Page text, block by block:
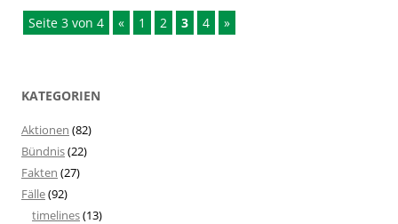
Seite 3 von 4 « 1 2 3 4 »
KATEGORIEN
Aktionen (82)
Bündnis(22)
Fakten (27)
Fälle(92)
timelines(13)